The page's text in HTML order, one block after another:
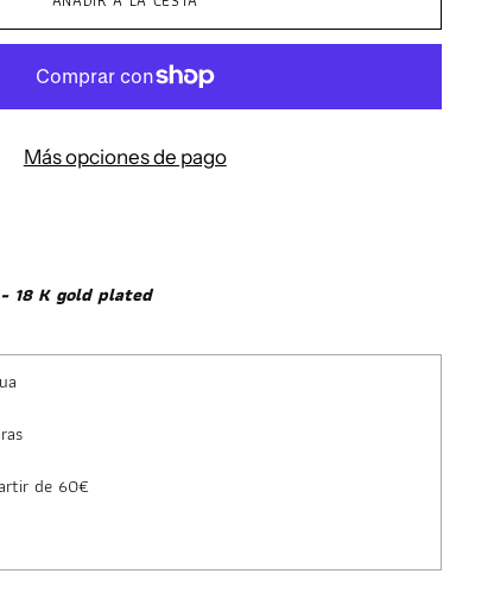
Más opciones de pago
18 K gold plated
de 60€